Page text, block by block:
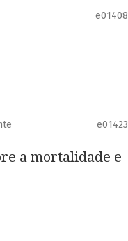
e01408
e01423
a mortalidade e